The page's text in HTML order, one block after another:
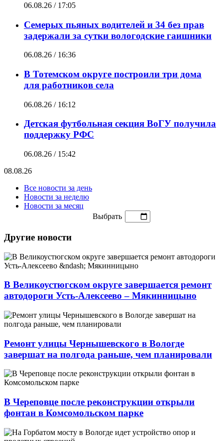
06.08.26 / 17:05
Семерых пьяных водителей и 34 без прав
задержали за сутки вологодские гаишники
06.08.26 / 16:36
В Тотемском округе построили три дома
для работников села
06.08.26 / 16:12
Детская футбольная секция ВоГУ получила
поддержку РФС
06.08.26 / 15:42
08.08.26
Все новости за день
Новости за неделю
Новости за месяц
Выбрать
Другие новости
В Великоустюгском округе завершается ремонт
автодороги Усть-Алексеево – Мякинницыно
Ремонт улицы Чернышевского в Вологде
завершат на полгода раньше, чем планировали
В Череповце после реконструкции открыли
фонтан в Комсомольском парке